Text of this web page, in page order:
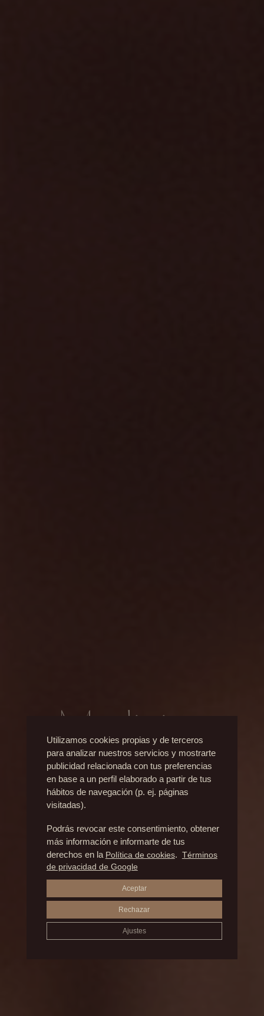
Medicina
Estética
antes y
después
Utilizamos cookies propias y de terceros
para analizar nuestros servicios y mostrarte
publicidad relacionada con tus preferencias
en base a un perfil elaborado a partir de tus
hábitos de navegación (p. ej. páginas
visitadas).
Podrás revocar este consentimiento, obtener
más información e informarte de tus
derechos en la Política de cookies. Términos
de privacidad de Google
Aceptar
Rechazar
Ajustes